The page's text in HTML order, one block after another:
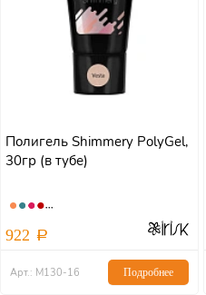
Полигель Shimmery PolyGel,
30гр (в тубе)
922
Арт.: М130-16 Подробнее